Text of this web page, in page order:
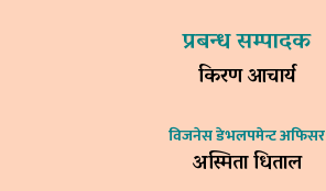
प्रबन्ध सम्पादक
किरण आचार्य
विजनेस डेभलपमेन्ट अफिसर
अस्मिता धिताल